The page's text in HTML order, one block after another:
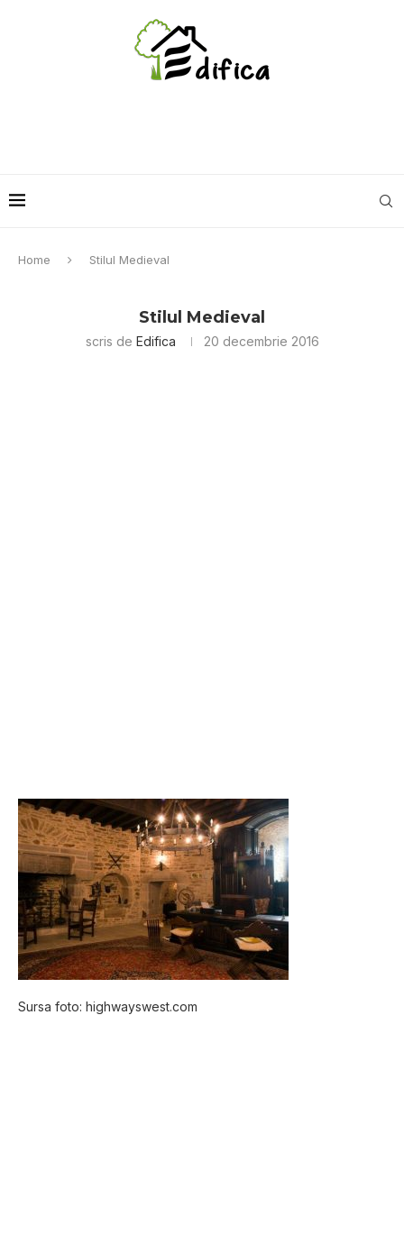
Home Stilul Medieval
Stilul Medieval
scris de Edifica 20 decembrie 2016
Sursa foto: highwayswest.com